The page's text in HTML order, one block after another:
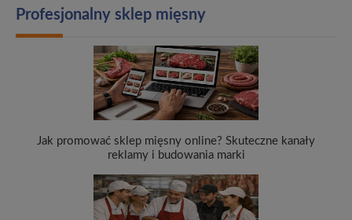
Profesjonalny sklep mięsny
Jak promować sklep mięsny online? Skuteczne kanały
reklamy i budowania marki